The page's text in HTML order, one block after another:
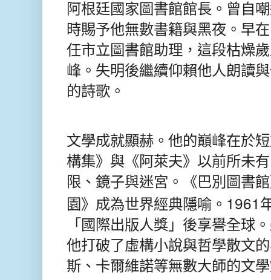
阿根廷國家圖書館館長。曾自
時賜予他無數書籍與黑夜。早
任市立圖書館助理，這段枯燥
峰。失明後繼續仰賴他人朗讀
的詩歌。
文學成就顯赫。他的巔峰在於
構集》與《阿萊夫》以前所未
限、鏡子與迷宮。《巴別圖書
園》成為世界經典隱喻。 1961
「國際出版人獎」後享譽全球
他打破了虛構小說與哲學散文
斯、卡爾維諾等無數大師的文